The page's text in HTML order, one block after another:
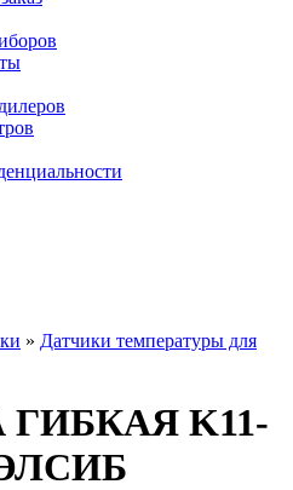
» Датчики температуры для
K11-